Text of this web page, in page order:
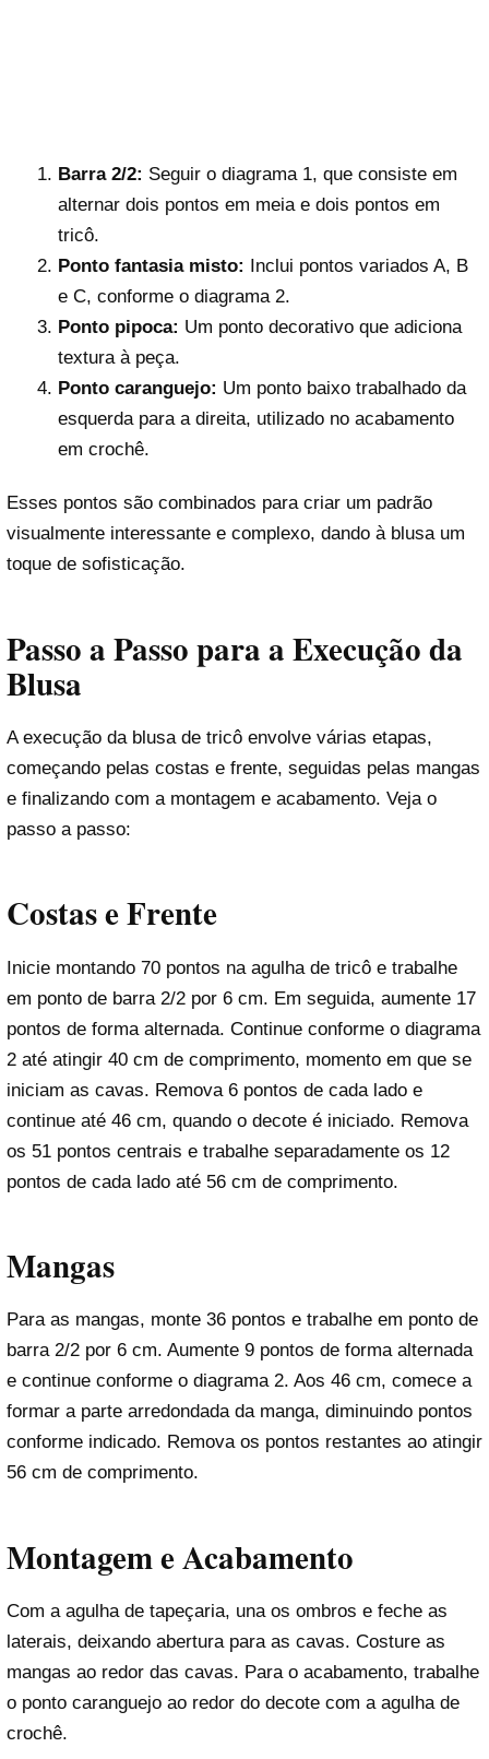
Barra 2/2: Seguir o diagrama 1, que consiste em
alternar dois pontos em meia e dois pontos em
tricô.
Ponto fantasia misto: Inclui pontos variados A, B
e C, conforme o diagrama 2.
Ponto pipoca: Um ponto decorativo que adiciona
textura à peça.
Ponto caranguejo: Um ponto baixo trabalhado da
esquerda para a direita, utilizado no acabamento
em crochê.
Esses pontos são combinados para criar um padrão
visualmente interessante e complexo, dando à blusa um
toque de sofisticação.
Passo a Passo para a Execução da
Blusa
A execução da blusa de tricô envolve várias etapas,
começando pelas costas e frente, seguidas pelas mangas
e finalizando com a montagem e acabamento. Veja o
passo a passo:
Costas e Frente
Inicie montando 70 pontos na agulha de tricô e trabalhe
em ponto de barra 2/2 por 6 cm. Em seguida, aumente 17
pontos de forma alternada. Continue conforme o diagrama
2 até atingir 40 cm de comprimento, momento em que se
iniciam as cavas. Remova 6 pontos de cada lado e
continue até 46 cm, quando o decote é iniciado. Remova
os 51 pontos centrais e trabalhe separadamente os 12
pontos de cada lado até 56 cm de comprimento.
Mangas
Para as mangas, monte 36 pontos e trabalhe em ponto de
barra 2/2 por 6 cm. Aumente 9 pontos de forma alternada
e continue conforme o diagrama 2. Aos 46 cm, comece a
formar a parte arredondada da manga, diminuindo pontos
conforme indicado. Remova os pontos restantes ao atingir
56 cm de comprimento.
Montagem e Acabamento
Com a agulha de tapeçaria, una os ombros e feche as
laterais, deixando abertura para as cavas. Costure as
mangas ao redor das cavas. Para o acabamento, trabalhe
o ponto caranguejo ao redor do decote com a agulha de
crochê.